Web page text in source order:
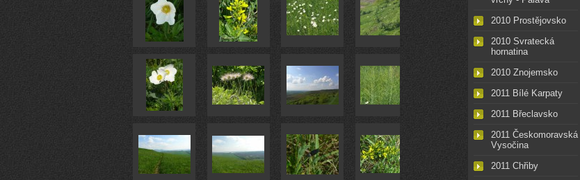
2010 Prostějovsko
2010 Svratecká
hornatina
2010 Znojemsko
2011 Bílé Karpaty
2011 Břeclavsko
2011 Českomoravská
Vysočina
2011 Chřiby